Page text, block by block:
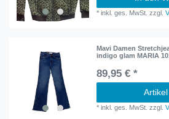
*inkl. ges. MwSt. zzgl.
Mavi Damen
indigo glam MARIA
89,95 € *
*inkl. ges. MwSt. zzgl.